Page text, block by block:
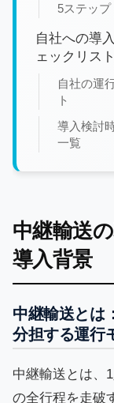
5ステップ
自社への導
ェックリスト
自社の運
ト
導入検討
一覧
中継輸送
導入背景
中継輸送とは
分担する運行
中継輸送とは、
の全行程を走破